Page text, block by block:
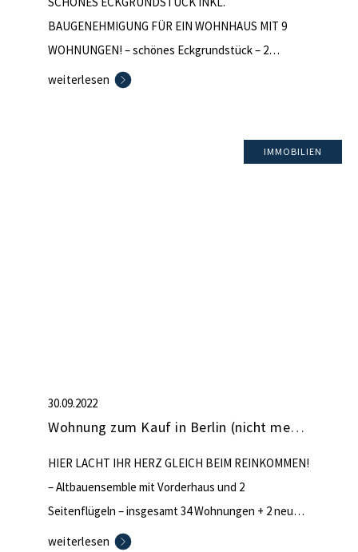
BAUGENEHMIGUNG FÜR EIN WOHNHAUS MIT 9
WOHNUNGEN! – schönes Eckgrundstück – 2
Flurstücke – baureif erschlossen – keine
geschossigen Mehrfamilienhauses im Kaufpreis
weiterlesen
IMMOBILIEN
30.09.2022
Wohnung zum Kauf in Berlin (nicht mehr verfügbar)
HIER LACHT IHR HERZ GLEICH BEIM REINKOMMEN!
– Altbauensemble mit Vorderhaus und 2
Seitenflügeln – insgesamt 34 Wohnungen + 2 neu
entstehende DG-Wohnungen – 2011 aufgeteilt –
weiterlesen